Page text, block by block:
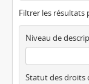
Filtrer les résultats
Statut des droits